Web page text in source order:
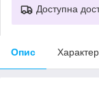
Доступна
Опис